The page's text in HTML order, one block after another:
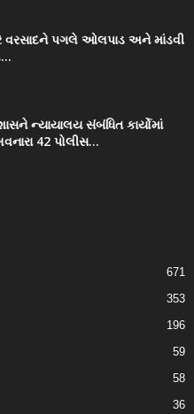
વરસાદને પગલે ઓલપાડ અને માંડવી
ન્યાયાલય સંબંધિત કાર્યોમાં
42 પોલીસ...
671
353
196
59
58
36